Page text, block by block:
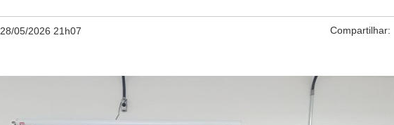
28/05/2026 21h07 Compartilhar: